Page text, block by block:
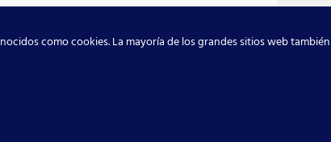
como cookies. La mayoría de los grandes sitios web